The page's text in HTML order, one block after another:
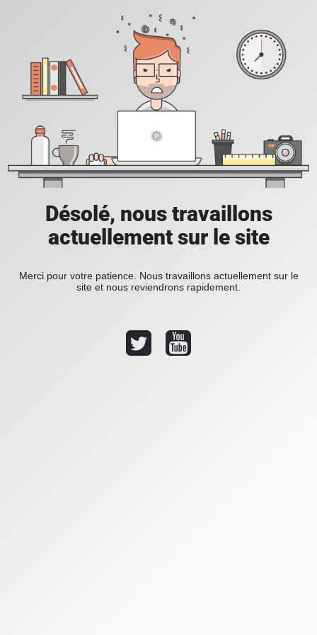
Désolé, nous travaillons
actuellement sur le site
Merci pour votre patience. Nous travaillons actuellement sur le
site et nous reviendrons rapidement.